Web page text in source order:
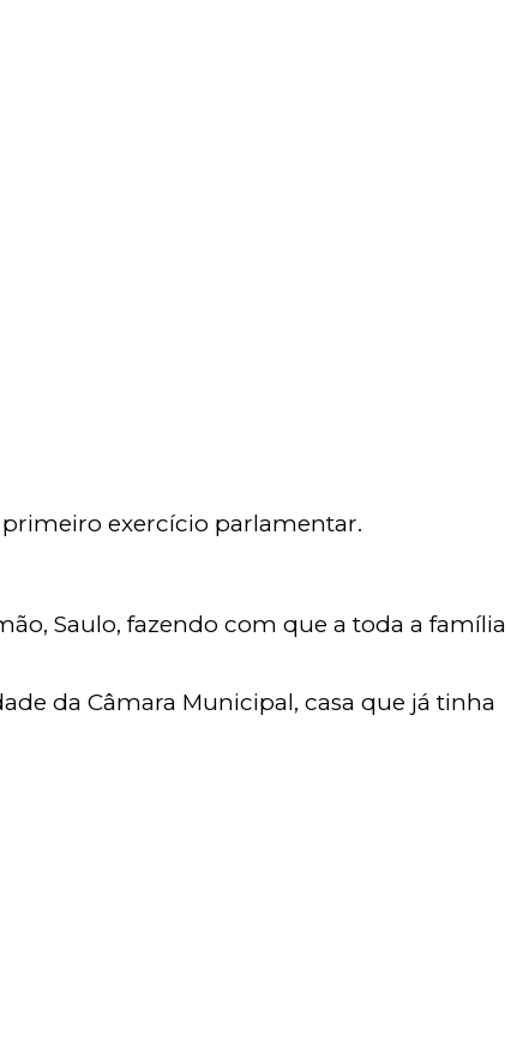
exercício parlamentar.
Saulo, fazendo com que a toda a família
da Câmara Municipal, casa que já tinha